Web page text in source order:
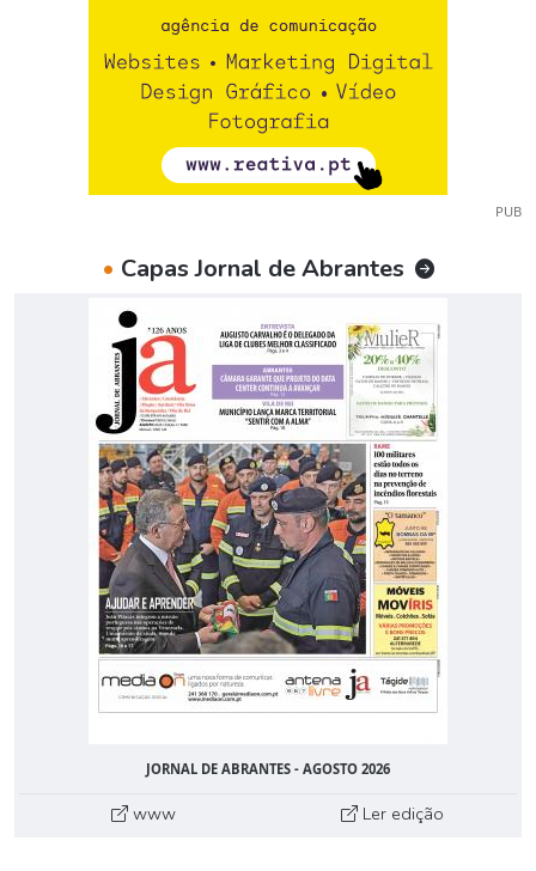
PUB
• Capas Jornal de Abrantes
JORNAL DE ABRANTES - AGOSTO 2026
www Ler edição